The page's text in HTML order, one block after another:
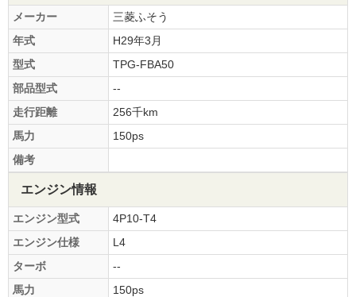
メーカー
三菱ふそう
年式
H29年3月
型式
TPG-FBA50
部品型式
--
走行距離
256千km
馬力
150ps
備考
エンジン情報
エンジン型式
4P10-T4
エンジン仕様
L4
ターボ
--
馬力
150ps